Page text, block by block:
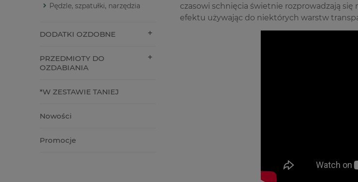
Pędzle, szpatułki, narzędzia
DODATKI OZDOBNE
PRZEDMIOTY DO
OZDABIANIA
*W ZESTAWIE TANIEJ
Nowości
Promocje
czasowi schnięcia świetnie rozprowadzają się
efektu używając do niektórych warstw